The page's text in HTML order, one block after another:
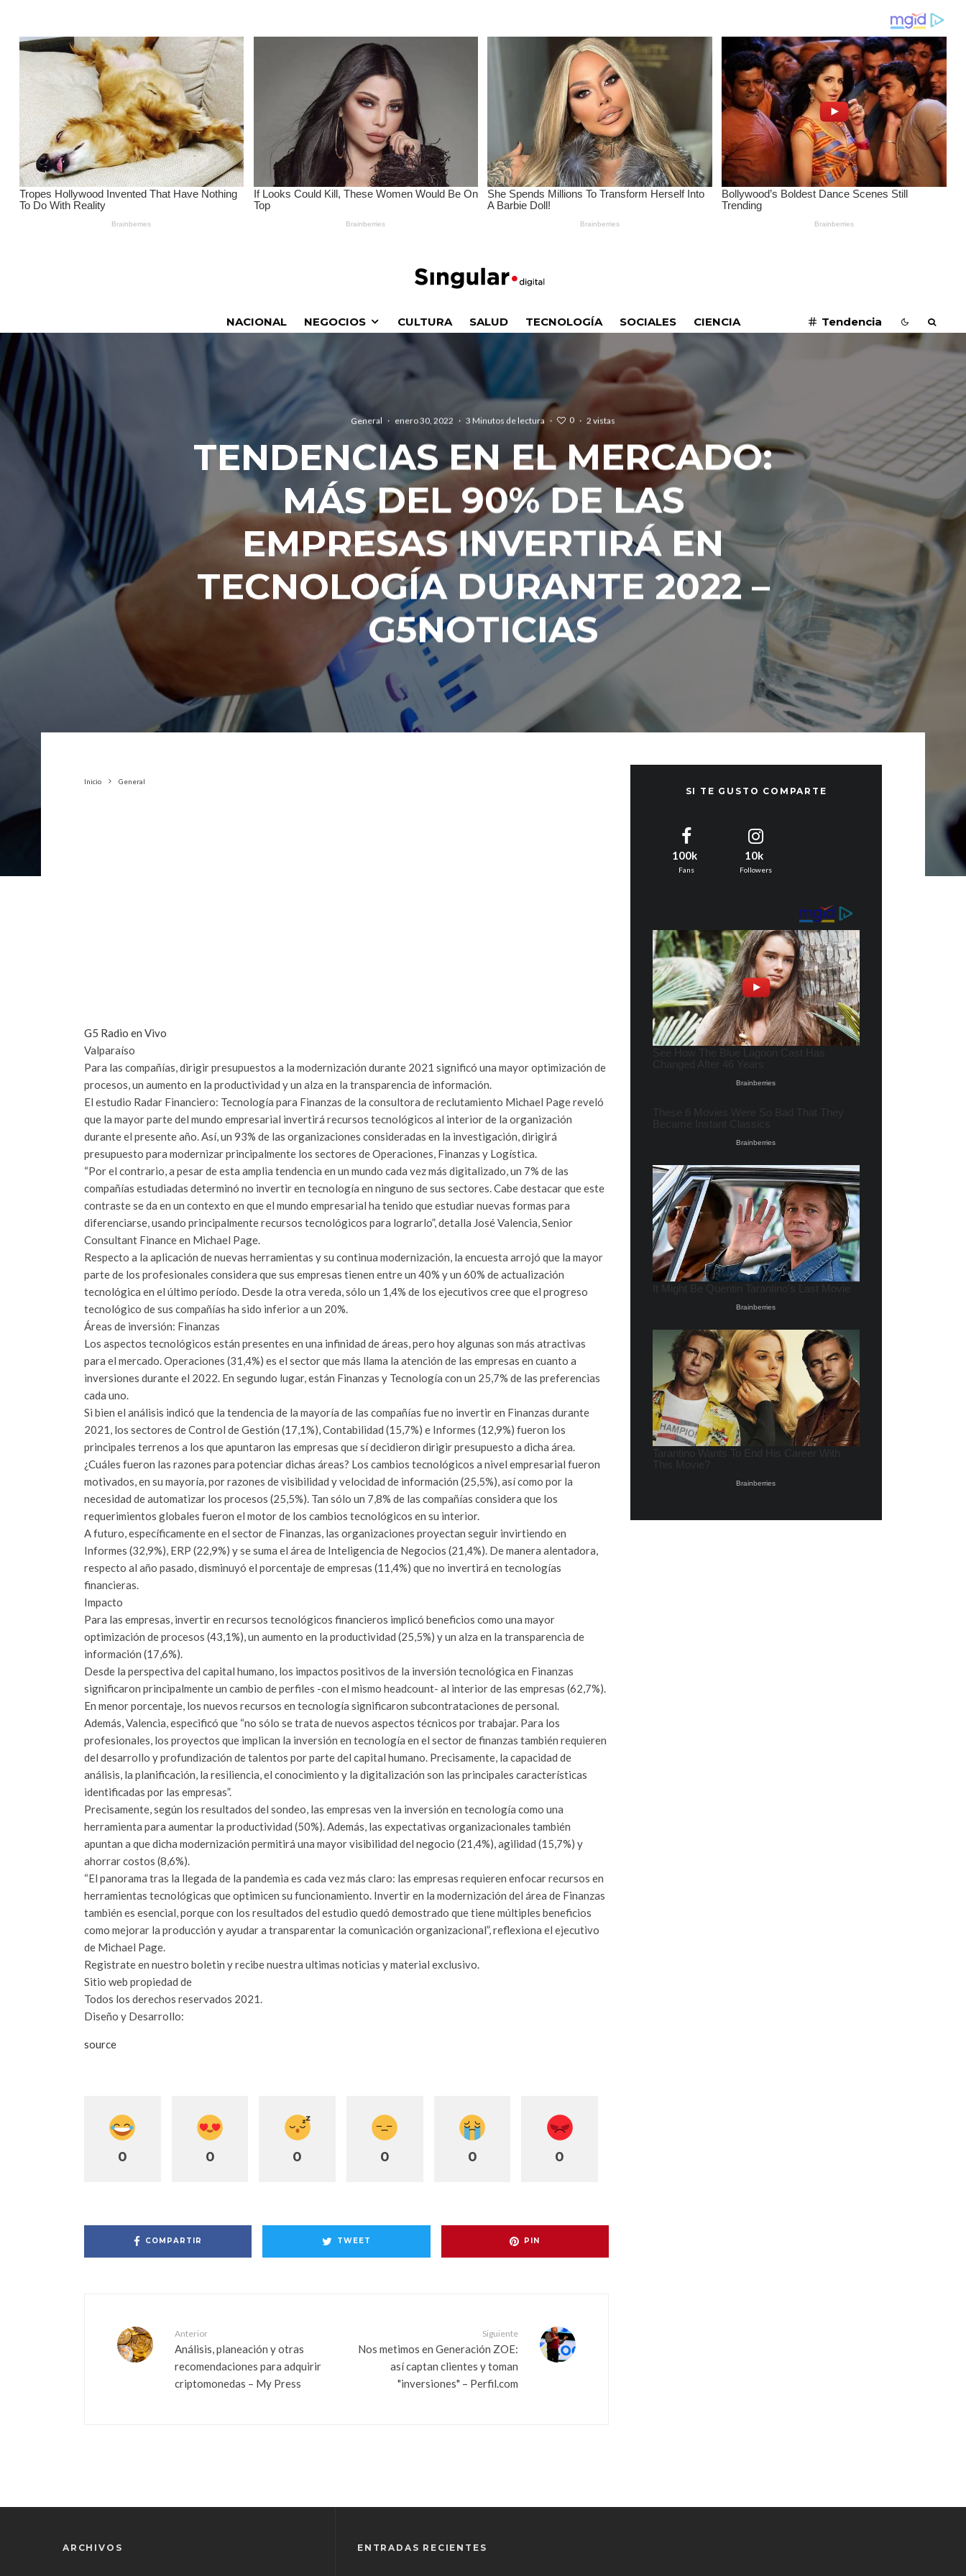
NACIONAL NEGOCIOS CULTURA SALUD TECNOLOGÍA SOCIALES CIENCIA Tendencia
General · enero 30, 2022 · 3 Minutos de lectura · 0 · 2 vistas
TENDENCIAS EN EL MERCADO:
MÁS DEL 90% DE LAS
EMPRESAS INVERTIRÁ EN
TECNOLOGÍA DURANTE 2022 –
G5NOTICIAS
Inicio General
G5 Radio en Vivo
Valparaíso
Para las compañías, dirigir presupuestos a la modernización durante 2021 significó una mayor optimización de
procesos, un aumento en la productividad y un alza en la transparencia de información.
El estudio Radar Financiero: Tecnología para Finanzas de la consultora de reclutamiento Michael Page reveló
que la mayor parte del mundo empresarial invertirá recursos tecnológicos al interior de la organización
durante el presente año. Así, un 93% de las organizaciones consideradas en la investigación, dirigirá
presupuesto para modernizar principalmente los sectores de Operaciones, Finanzas y Logística.
“Por el contrario, a pesar de esta amplia tendencia en un mundo cada vez más digitalizado, un 7% de las
compañías estudiadas determinó no invertir en tecnología en ninguno de sus sectores. Cabe destacar que este
contraste se da en un contexto en que el mundo empresarial ha tenido que estudiar nuevas formas para
diferenciarse, usando principalmente recursos tecnológicos para lograrlo”, detalla José Valencia, Senior
Consultant Finance en Michael Page.
Respecto a la aplicación de nuevas herramientas y su continua modernización, la encuesta arrojó que la mayor
parte de los profesionales considera que sus empresas tienen entre un 40% y un 60% de actualización
tecnológica en el último período. Desde la otra vereda, sólo un 1,4% de los ejecutivos cree que el progreso
tecnológico de sus compañías ha sido inferior a un 20%.
Áreas de inversión: Finanzas
Los aspectos tecnológicos están presentes en una infinidad de áreas, pero hoy algunas son más atractivas
para el mercado. Operaciones (31,4%) es el sector que más llama la atención de las empresas en cuanto a
inversiones durante el 2022. En segundo lugar, están Finanzas y Tecnología con un 25,7% de las preferencias
cada uno.
Si bien el análisis indicó que la tendencia de la mayoría de las compañías fue no invertir en Finanzas durante
2021, los sectores de Control de Gestión (17,1%), Contabilidad (15,7%) e Informes (12,9%) fueron los
principales terrenos a los que apuntaron las empresas que sí decidieron dirigir presupuesto a dicha área.
¿Cuáles fueron las razones para potenciar dichas áreas? Los cambios tecnológicos a nivel empresarial fueron
motivados, en su mayoría, por razones de visibilidad y velocidad de información (25,5%), así como por la
necesidad de automatizar los procesos (25,5%). Tan sólo un 7,8% de las compañías considera que los
requerimientos globales fueron el motor de los cambios tecnológicos en su interior.
A futuro, específicamente en el sector de Finanzas, las organizaciones proyectan seguir invirtiendo en
Informes (32,9%), ERP (22,9%) y se suma el área de Inteligencia de Negocios (21,4%). De manera alentadora,
respecto al año pasado, disminuyó el porcentaje de empresas (11,4%) que no invertirá en tecnologías
financieras.
Impacto
Para las empresas, invertir en recursos tecnológicos financieros implicó beneficios como una mayor
optimización de procesos (43,1%), un aumento en la productividad (25,5%) y un alza en la transparencia de
información (17,6%).
Desde la perspectiva del capital humano, los impactos positivos de la inversión tecnológica en Finanzas
significaron principalmente un cambio de perfiles -con el mismo headcount- al interior de las empresas (62,7%).
En menor porcentaje, los nuevos recursos en tecnología significaron subcontrataciones de personal.
Además, Valencia, especificó que “no sólo se trata de nuevos aspectos técnicos por trabajar. Para los
profesionales, los proyectos que implican la inversión en tecnología en el sector de finanzas también requieren
del desarrollo y profundización de talentos por parte del capital humano. Precisamente, la capacidad de
análisis, la planificación, la resiliencia, el conocimiento y la digitalización son las principales características
identificadas por las empresas”.
Precisamente, según los resultados del sondeo, las empresas ven la inversión en tecnología como una
herramienta para aumentar la productividad (50%). Además, las expectativas organizacionales también
apuntan a que dicha modernización permitirá una mayor visibilidad del negocio (21,4%), agilidad (15,7%) y
ahorrar costos (8,6%).
“El panorama tras la llegada de la pandemia es cada vez más claro: las empresas requieren enfocar recursos en
herramientas tecnológicas que optimicen su funcionamiento. Invertir en la modernización del área de Finanzas
también es esencial, porque con los resultados del estudio quedó demostrado que tiene múltiples beneficios
como mejorar la producción y ayudar a transparentar la comunicación organizacional”, reflexiona el ejecutivo
de Michael Page.
Registrate en nuestro boletin y recibe nuestra ultimas noticias y material exclusivo.
Sitio web propiedad de
Todos los derechos reservados 2021.
Diseño y Desarrollo:
source
0 0 0 0 0 0
COMPARTIR TWEET PIN
Anterior
Análisis, planeación y otras
recomendaciones para adquirir
criptomonedas – My Press
Siguiente
Nos metimos en Generación ZOE:
así captan clientes y toman
"inversiones" – Perfil.com
SI TE GUSTO COMPARTE
100k
Fans
10k
Followers
ARCHIVOS ENTRADAS RECIENTES